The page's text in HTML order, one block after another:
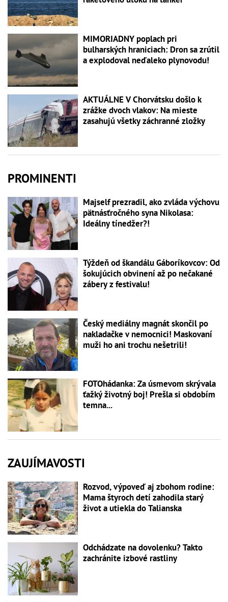
MIMORIADNY poplach pri
bulharských hraniciach: Dron sa zrútil
a explodoval neďaleko plynovodu!
AKTUÁLNE V Chorvátsku došlo k
zrážke dvoch vlakov: Na mieste
zasahujú všetky záchranné zložky
PROMINENTI
Majself prezradil, ako zvláda výchovu
pätnásťročného syna Nikolasa:
Ideálny tínedžer?!
Týždeň od škandálu Gáboríkovcov: Od
šokujúcich obvinení až po nečakané
zábery z festivalu!
Český mediálny magnát skončil po
nakladačke v nemocnici! Maskovaní
muži ho ani trochu nešetrili!
FOTOhádanka: Za úsmevom skrývala
ťažký životný boj! Prešla si obdobím
temna...
ZAUJÍMAVOSTI
Rozvod, výpoveď aj zbohom rodine:
Mama štyroch detí zahodila starý
život a utiekla do Talianska
Odchádzate na dovolenku? Takto
zachránite izbové rastliny